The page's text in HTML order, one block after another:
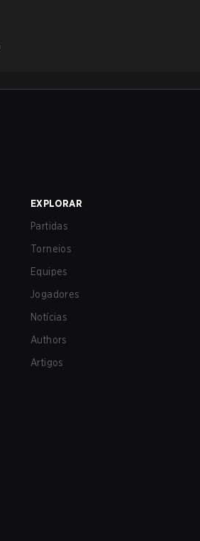
EXPLORAR
Partidas
Torneios
Equipes
Jogadores
Notícias
Authors
Artigos